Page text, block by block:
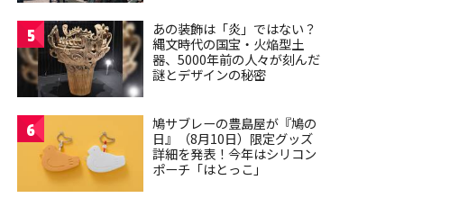
5
あの装飾は「炎」ではない？
縄文時代の国宝・火焔型土
器、5000年前の人々が刻んだ
謎とデザインの秘密
6
鳩サブレーの豊島屋が『鳩の
日』（8月10日）限定グッズ
詳細を発表！今年はシリコン
ポーチ「はとっこ」